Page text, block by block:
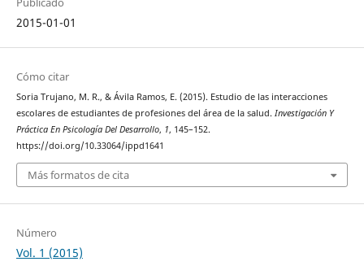
2015-01-01
Cómo citar
Soria Trujano, M. R., & Ávila Ramos, E. (2015). Estudio de las interacciones
escolares de estudiantes de profesiones del área de la salud. Investigación Y
Práctica En Psicología Del Desarrollo, 1, 145–152.
https://doi.org/10.33064/ippd1641
Más formatos de cita
Número
Vol. 1 (2015)